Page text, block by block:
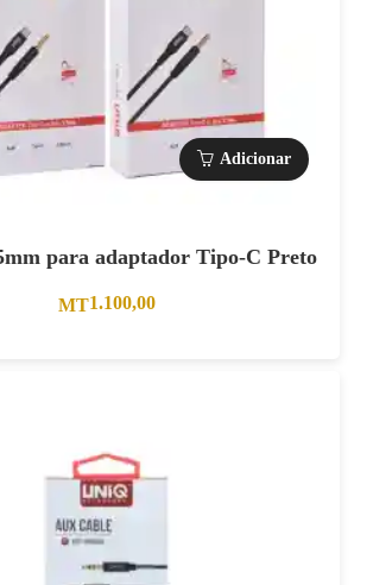
Adicionar
para adaptador Tipo-C Preto
MT1.100,00